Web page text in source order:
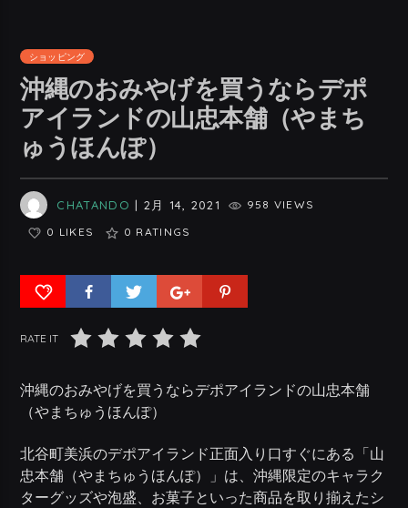
ショッピング
沖縄のおみやげを買うならデポ
アイランドの山忠本舗（やまち
ゅうほんぽ）
CHATANDO | 2月 14, 2021
958 VIEWS
0 LIKES
0 RATINGS
RATE IT
沖縄のおみやげを買うならデポアイランドの山忠本舗
（やまちゅうほんぽ）
北谷町美浜のデポアイランド正面入り口すぐにある「山
忠本舗（やまちゅうほんぽ）」は、沖縄限定のキャラク
ターグッズや泡盛、お菓子といった商品を取り揃えたシ